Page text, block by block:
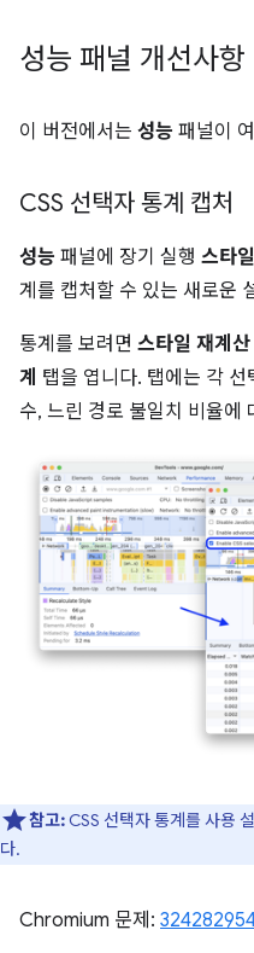
성능 패널 개선사항
이 버전에서는 성능 패널이
CSS 선택자 통계 캡처
성능 패널에 장기 실행 스타
계를 캡처할 수 있는 새로운
통계를 보려면 스타일 재계산
계 탭을 엽니다. 탭에는 각
수, 느린 경로 불일치 비율에
참고: CSS 선택자 통계를 사용
다.
Chromium 문제: